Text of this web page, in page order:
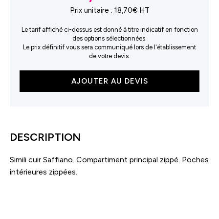
Prix unitaire : 18,70€ HT
Le tarif affiché ci-dessus est donné à titre indicatif en fonction
des options sélectionnées.
Le prix définitif vous sera communiqué lors de l'établissement
de votre devis.
AJOUTER AU DEVIS
DESCRIPTION
Simili cuir Saffiano. Compartiment principal zippé. Poches
intérieures zippées.